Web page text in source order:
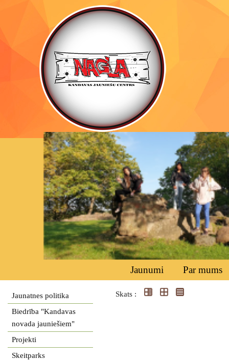
Jaunumi Par mums
Jaunatnes politika
Biedrība "Kandavas
novada jauniešiem"
Projekti
Skeitparks
Skats :